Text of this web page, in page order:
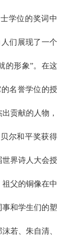
学位的奖词中
们展现了一个
的形象”。在这
名誉学位的授
贡献的人物，
尔和平奖获得
世界诗人大会授
父的铜像在中
和学生们的塑
若、朱自清、